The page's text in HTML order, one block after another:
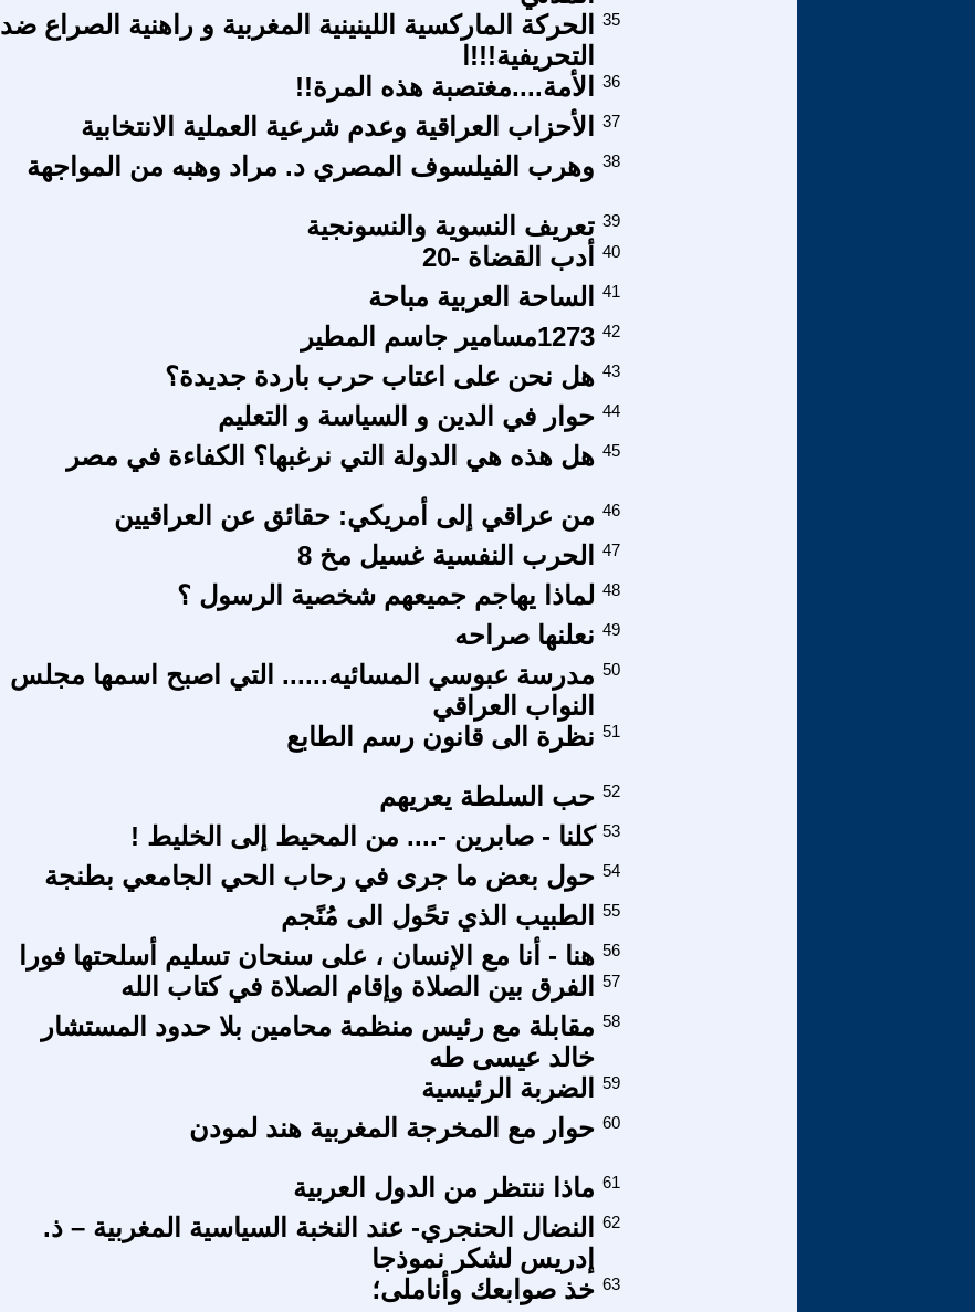
الحركة الماركسية اللينينية المغربية و راهنية الصراع ضد
التحريفية!!!ا
35
الأمة....مغتصبة هذه المرة!! 36
الأحزاب العراقية وعدم شرعية العملية الانتخابية 37
وهرب الفيلسوف المصري د. مراد وهبه من المواجهة 38
تعريف النسوية والنسونجية 39
أدب القضاة -20 40
الساحة العربية مباحة 41
1273مسامير جاسم المطير 42
هل نحن على اعتاب حرب باردة جديدة؟ 43
حوار في الدين و السياسة و التعليم 44
هل هذه هي الدولة التي نرغبها؟ الكفاءة في مصر 45
من عراقي إلى أمريكي: حقائق عن العراقيين 46
الحرب النفسية غسيل مخ 8 47
لماذا يهاجم جميعهم شخصية الرسول ؟ 48
نعلنها صراحه 49
مدرسة عبوسي المسائيه...... التي اصبح اسمها مجلس
النواب العراقي
50
نظرة الى قانون رسم الطابع 51
حب السلطة يعريهم 52
كلنا - صابرين -.... من المحيط إلى الخليط ! 53
حول بعض ما جرى في رحاب الحي الجامعي بطنجة 54
الطبيب الذي تحًول الى مُنًجم 55
هنا - أنا مع الإنسان ، على سنحان تسليم أسلحتها فورا 56
الفرق بين الصلاة وإقام الصلاة في كتاب الله 57
مقابلة مع رئيس منظمة محامين بلا حدود المستشار
خالد عيسى طه
58
الضربة الرئيسية 59
حوار مع المخرجة المغربية هند لمودن 60
ماذا ننتظر من الدول العربية 61
النضال الحنجري- عند النخبة السياسية المغربية – ذ.
إدريس لشكر نموذجا
62
خذ صوابعك وأناملى؛ 63